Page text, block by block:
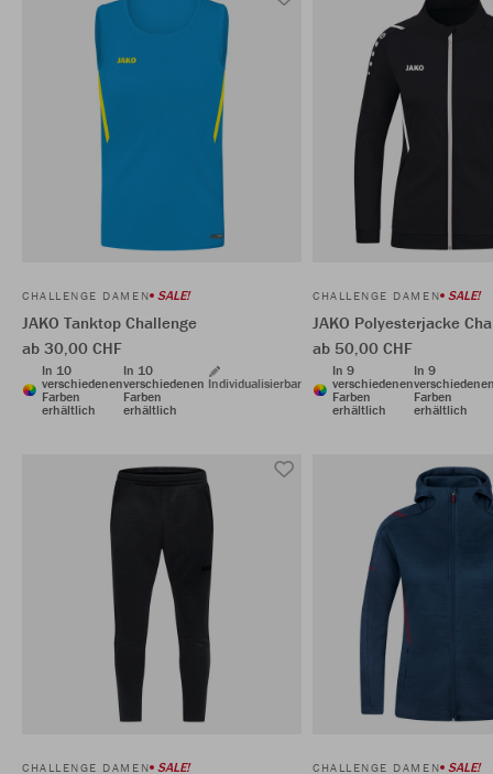
CHALLENGE DAMEN SALE!
JAKO Tanktop Challenge
ab 30,00 CHF
In 10
verschiedenen
Farben
erhältlich
In 10
verschiedenen
Farben
erhältlich
Individualisierbar
CHALLENGE DAMEN SALE!
JAKO Polyesterjacke
ab 50,00 CHF
In 9
verschiedenen
Farben
erhältlich
In 9
Farben
erhältlich
CHALLENGE DAMEN SALE! CHALLENGE DAMEN SALE!